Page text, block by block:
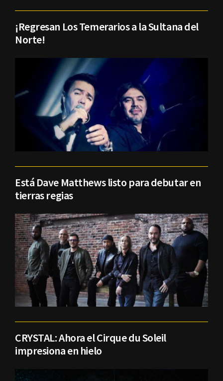
¡Regresan Los Temerarios a la Sultana del
Norte!
Está Dave Matthews listo para debutar en
tierras regias
CRYSTAL: Ahora el Cirque du Soleil
impresiona en hielo